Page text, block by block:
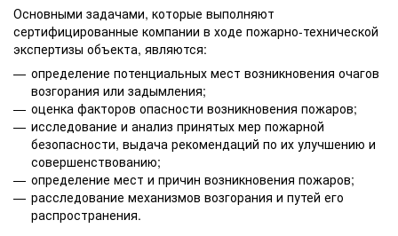
Основными задачами, которые выполняют
сертифицированные компании в ходе пожарно-технической
экспертизы объекта, являются:
определение потенциальных мест возникновения очагов
возгорания или задымления;
оценка факторов опасности возникновения пожаров;
исследование и анализ принятых мер пожарной
безопасности, выдача рекомендаций по их улучшению и
совершенствованию;
определение мест и причин возникновения пожаров;
расследование механизмов возгорания и путей его
распространения.